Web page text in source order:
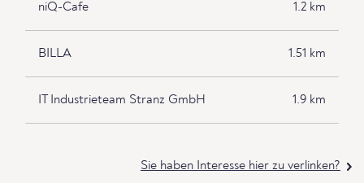
niQ-Cafe 1.2 km
BILLA 1.51 km
IT Industrieteam Stranz GmbH 1.9 km
Sie haben Interesse hier zu verlinken?